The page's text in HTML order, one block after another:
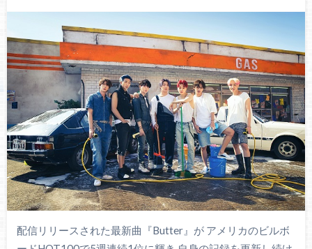
配信リリースされた最新曲『Butter』が アメリカのビルボ